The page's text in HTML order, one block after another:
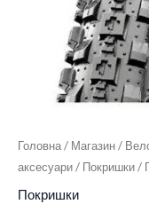
Головна/ Магазин/
аксесуари/ Покришки/
Покришки